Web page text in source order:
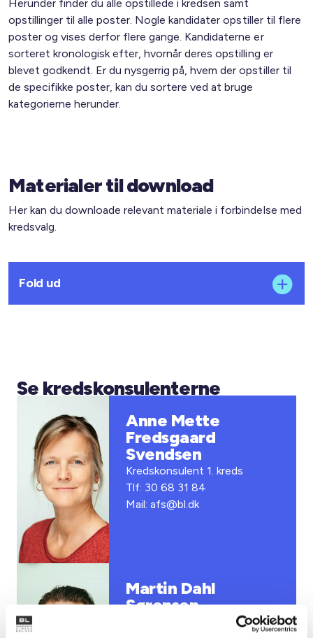
Herunder finder du alle opstillede i kredsen samt
opstillinger til alle poster. Nogle kandidater opstiller til flere
poster og vises derfor flere gange. Kandidaterne er
sorteret kronologisk efter, hvornår deres opstilling er
blevet godkendt. Er du nysgerrig på, hvem der opstiller til
de specifikke poster, kan du sortere ved at bruge
kategorierne herunder.
Materialer til download
Her kan du downloade relevant materiale i forbindelse med
kredsvalg.
Fold ud
Se kredskonsulenterne
Anne Mette
Fredsgaard
Svendsen
Kredskonsulent 1. kreds
Tlf: 30 68 31 84
Mail: afs@bl.dk
Martin Dahl
Sørensen
Kredskonsulent 2. og 9. kreds